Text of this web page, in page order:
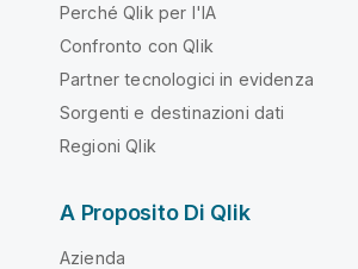
Perché Qlik per l'IA
Confronto con Qlik
Partner tecnologici in evidenza
Sorgenti e destinazioni dati
Regioni Qlik
A Proposito Di Qlik
Azienda